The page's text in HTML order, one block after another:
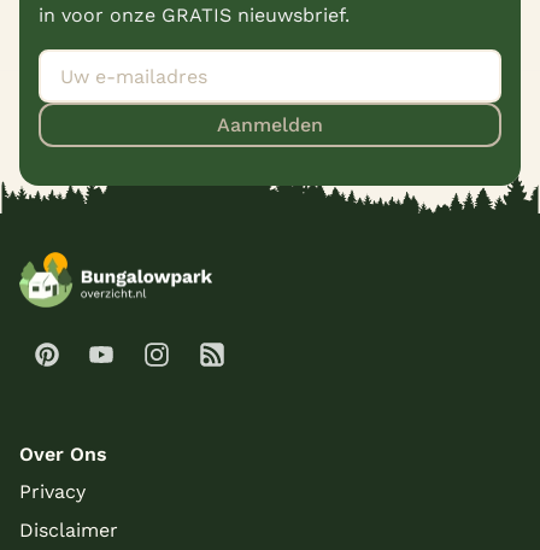
in voor onze GRATIS nieuwsbrief.
Aanmelden
Over Ons
Privacy
Disclaimer